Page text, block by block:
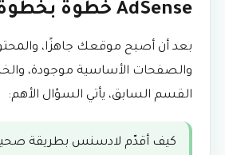
AdSense خطوة بخطوة
بعد أن أصبح موقعك جاهزًا،
والصفحات الأساسية موجودة،
القسم السابق، يأتي السؤال الأهم:
كيف أقدّم لادسنس بطريقة